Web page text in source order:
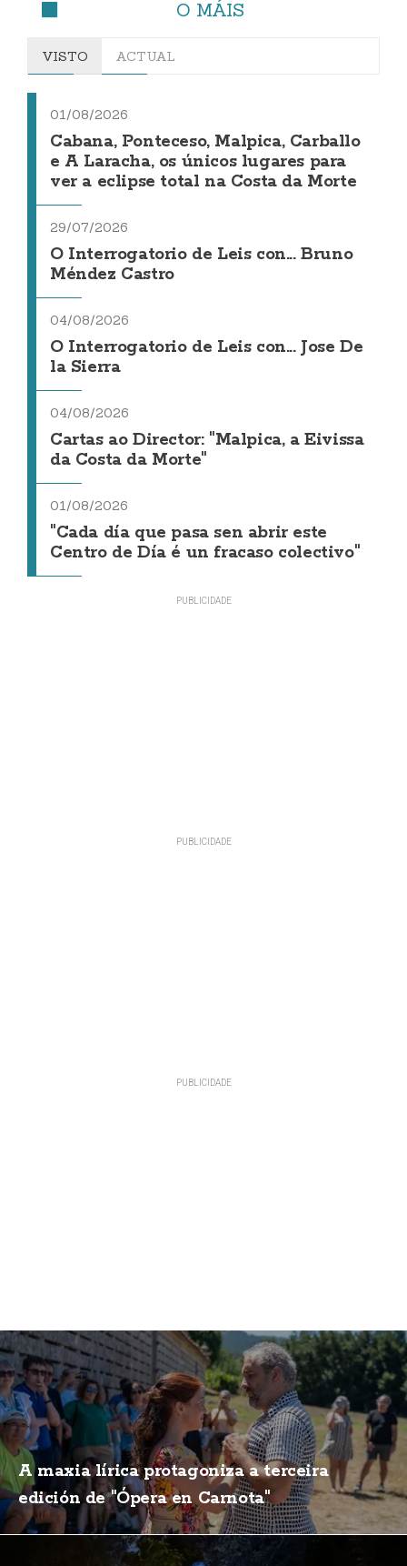
O MÁIS
VISTO ACTUAL
01/08/2026
Cabana, Ponteceso, Malpica, Carballo
e A Laracha, os únicos lugares para
ver a eclipse total na Costa da Morte
29/07/2026
O Interrogatorio de Leis con... Bruno
Méndez Castro
04/08/2026
O Interrogatorio de Leis con... Jose De
la Sierra
04/08/2026
Cartas ao Director: "Malpica, a Eivissa
da Costa da Morte"
01/08/2026
"Cada día que pasa sen abrir este
Centro de Día é un fracaso colectivo"
A maxia lírica protagoniza a terceira
edición de "Ópera en Carnota"